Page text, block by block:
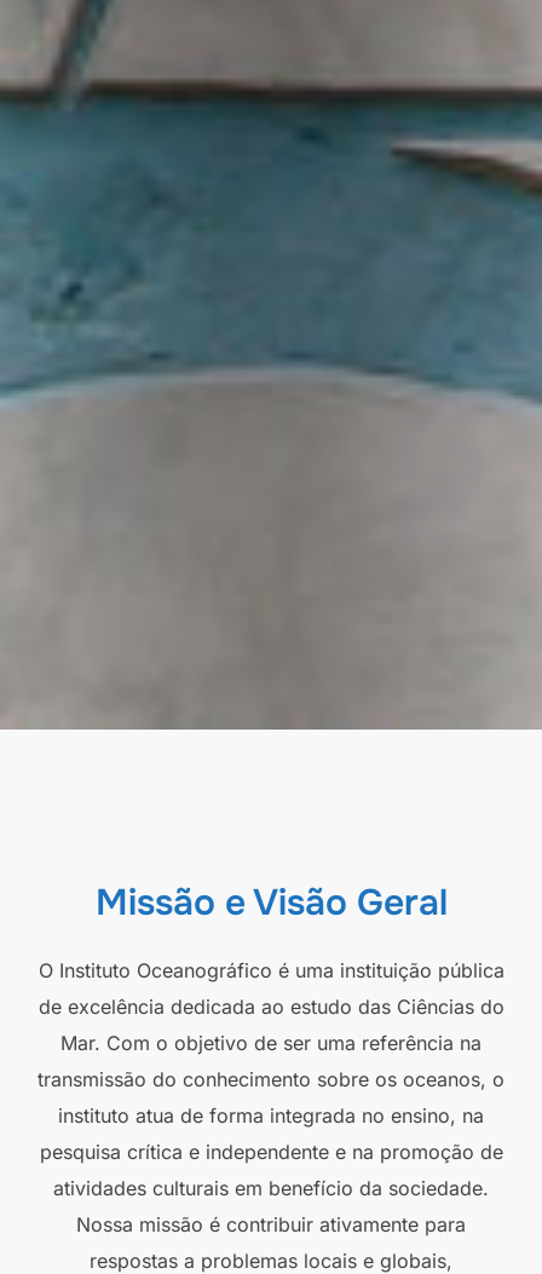
Missão e Visão Geral
O Instituto Oceanográfico é uma instituição pública
de excelência dedicada ao estudo das Ciências do
Mar. Com o objetivo de ser uma referência na
transmissão do conhecimento sobre os oceanos, o
instituto atua de forma integrada no ensino, na
pesquisa crítica e independente e na promoção de
atividades culturais em benefício da sociedade.
Nossa missão é contribuir ativamente para
respostas a problemas locais e globais,